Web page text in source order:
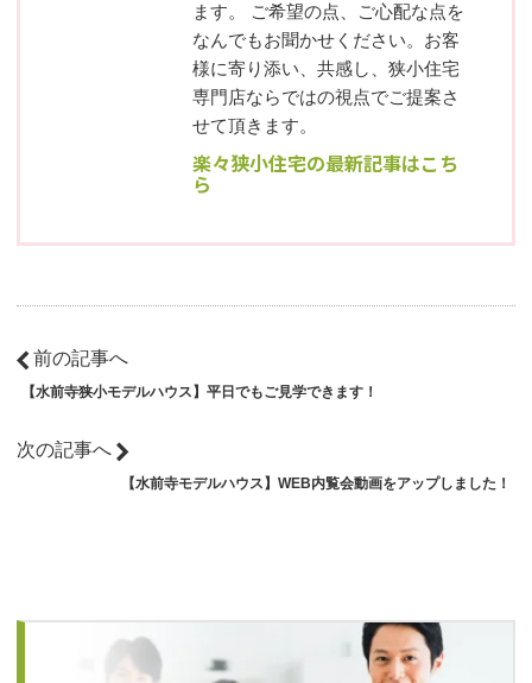
ます。 ご希望の点、ご心配な点を
なんでもお聞かせください。お客
様に寄り添い、共感し、狭小住宅
専門店ならではの視点でご提案さ
せて頂きます。
楽々狭小住宅の最新記事はこち
ら
前の記事へ
【水前寺狭小モデルハウス】平日でもご見学できます！
次の記事へ
【水前寺モデルハウス】WEB内覧会動画をアップしました！